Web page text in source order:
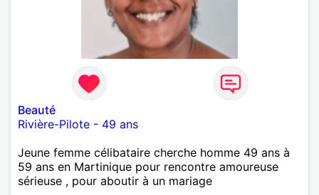
Beauté
Rivière-Pilote - 49 ans
Jeune femme célibataire cherche homme 49 ans à
59 ans en Martinique pour rencontre amoureuse
sérieuse , pour aboutir à un mariage